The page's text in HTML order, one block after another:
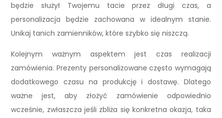
będzie służył Twojemu tacie przez długi czas, a
personalizacja będzie zachowana w idealnym stanie.
Unikaj tanich zamienników, które szybko się niszczą.
Kolejnym ważnym aspektem jest czas realizacji
zamówienia. Prezenty personalizowane często wymagają
dodatkowego czasu na produkcję i dostawę. Dlatego
ważne jest, aby złożyć zamówienie odpowiednio
wcześnie, zwłaszcza jeśli zbliża się konkretna okazja, taka